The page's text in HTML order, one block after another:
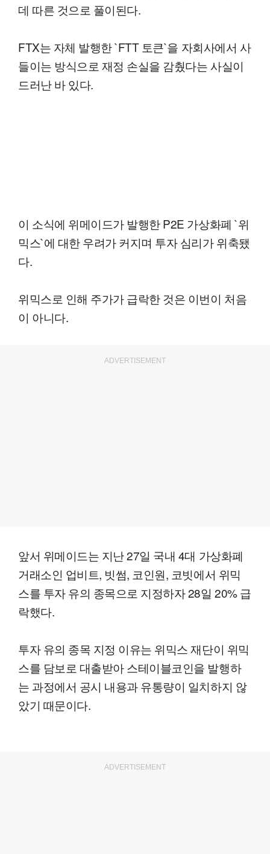
데 따른 것으로 풀이된다.
FTX는 자체 발행한 `FTT 토큰`을 자회사에서 사
들이는 방식으로 재정 손실을 감췄다는 사실이
드러난 바 있다.
이 소식에 위메이드가 발행한 P2E 가상화폐 `위
믹스`에 대한 우려가 커지며 투자 심리가 위축됐
다.
위믹스로 인해 주가가 급락한 것은 이번이 처음
이 아니다.
ADVERTISEMENT
앞서 위메이드는 지난 27일 국내 4대 가상화폐
거래소인 업비트, 빗썸, 코인원, 코빗에서 위믹
스를 투자 유의 종목으로 지정하자 28일 20% 급
락했다.
투자 유의 종목 지정 이유는 위믹스 재단이 위믹
스를 담보로 대출받아 스테이블코인을 발행하
는 과정에서 공시 내용과 유통량이 일치하지 않
았기 때문이다.
ADVERTISEMENT